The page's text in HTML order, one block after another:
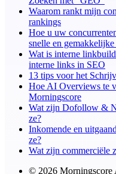
Waarom rankt mijn
rankings
Hoe u uw
snelle en
Wat is interne
interne links in SEO
13 tips voor het
Hoe AI Overviews te
Morningscore
Wat zijn Dofollow &
ze?
Inkomende en
ze?
Wat zijn commerciële
© 2026 Morningscore